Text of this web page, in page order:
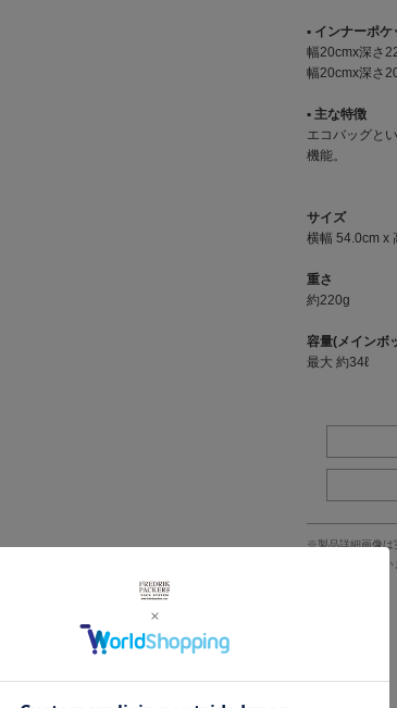
▪︎ インナーポケ
幅20cmx深さ
幅20cmx深さ
▪︎ 主な特徴
エコバッグと
機能。
サイズ
横幅 54.0cm x
重さ
約220g
容量(メインボ
最大 約34ℓ
※製品詳細画像は
で、ご注意下さ